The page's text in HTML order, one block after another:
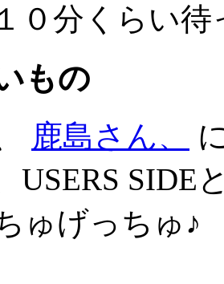
０分くらい待
もの
鹿島さん、
USERS SIDE
ゅげっちゅ♪